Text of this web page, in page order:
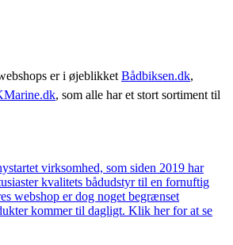
er i øjeblikket Bådbiksen.dk,
, som alle har et stort sortiment til
virksomhed, som siden 2019 har
kvalitets bådudstyr til en fornuftig
webshop er dog noget begrænset
kommer til dagligt. Klik her for at se